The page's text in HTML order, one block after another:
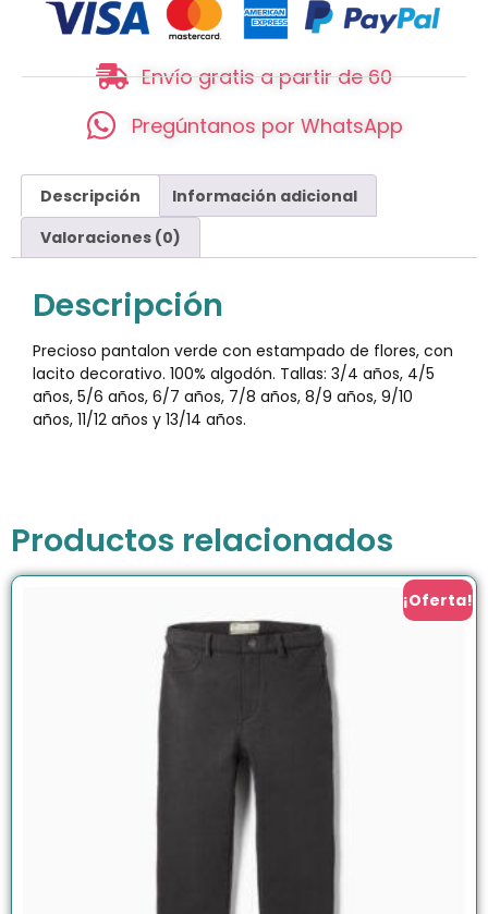
Envío gratis a partir de 60
Pregúntanos por WhatsApp
Descripción
Información adicional
Valoraciones (0)
Descripción
Precioso pantalon verde con estampado de flores, con
lacito decorativo. 100% algodón. Tallas: 3/4 años, 4/5
años, 5/6 años, 6/7 años, 7/8 años, 8/9 años, 9/10
años, 11/12 años y 13/14 años.
Productos relacionados
¡Oferta!